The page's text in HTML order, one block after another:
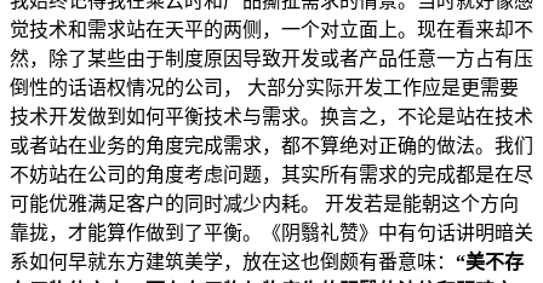
觉技术和需求站在天平的两侧，一个对立面上。现在看来却不
然，除了某些由于制度原因导致开发或者产品任意一方占有压
倒性的话语权情况的公司， 大部分实际开发工作应是更需要
技术开发做到如何平衡技术与需求。换言之，不论是站在技术
或者站在业务的角度完成需求，都不算绝对正确的做法。我们
不妨站在公司的角度考虑问题，其实所有需求的完成都是在尽
可能优雅满足客户的同时减少内耗。 开发若是能朝这个方向
靠拢，才能算作做到了平衡。《阴翳礼赞》中有句话讲明暗关
系如何早就东方建筑美学，放在这也倒颇有番意味： “美不存